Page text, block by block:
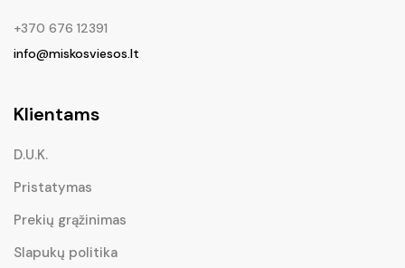
+370 676 12391
info@miskosviesos.lt
Klientams
D.U.K.
Pristatymas
Prekių grąžinimas
Slapukų politika